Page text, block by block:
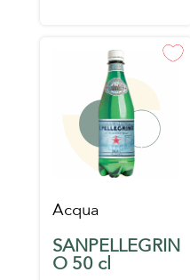
Acqua
SANPELLEGRIN
O 50 cl